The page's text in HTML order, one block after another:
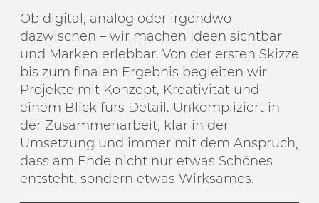
Ob digital, analog oder irgendwo
dazwischen – wir machen Ideen sichtbar
und Marken erlebbar. Von der ersten Skizze
bis zum finalen Ergebnis begleiten wir
Projekte mit Konzept, Kreativität und
einem Blick fürs Detail. Unkompliziert in
der Zusammenarbeit, klar in der
Umsetzung und immer mit dem Anspruch,
dass am Ende nicht nur etwas Schönes
entsteht, sondern etwas Wirksames.